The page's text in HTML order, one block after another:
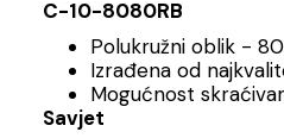
C-10-8080RB
Polukružni oblik -
Izrađena od
Mogućnost
Savjet